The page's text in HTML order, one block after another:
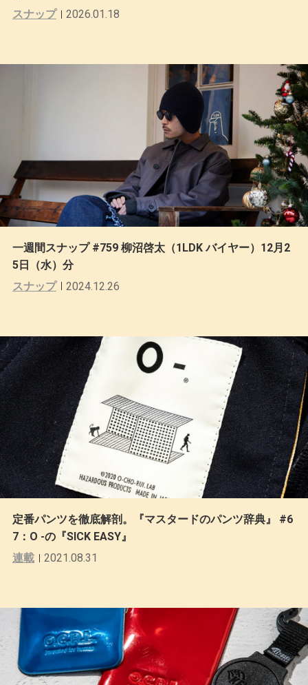
スナップ
2026.01.18
一週間スナップ #759 柳沼啓太（1LDK バイヤー）12月2
5日（水）分
スナップ
2024.12.26
定番パンツを徹底解剖。『マスタードのパンツ辞典』 #6
7：O -の『SICK EASY』
連載
2021.08.31